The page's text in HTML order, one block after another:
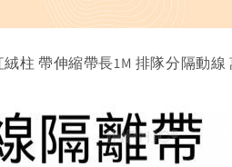
絨柱 帶伸縮帶長1M 排隊分隔動